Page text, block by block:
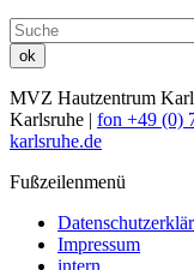
ok
MVZ Hautzentrum
Karlsruhe | fon +49 (0)
karlsruhe.de
Fußzeilenmenü
Impressum